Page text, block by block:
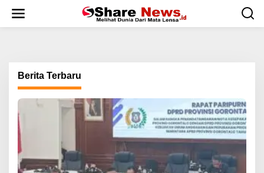
w
Berita Terbaru